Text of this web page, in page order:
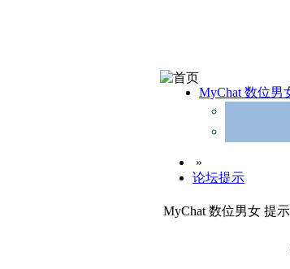
MyChat 数位男
»
论坛提示
MyChat 数位男女 提